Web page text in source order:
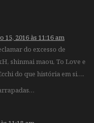
2016 às 11:16 am
do excesso de
shinmai maou, To Love e
do que história em si….